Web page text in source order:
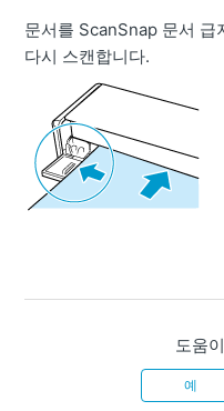
문서를 ScanSnap 문서 급
다시 스캔합니다.
도움
예